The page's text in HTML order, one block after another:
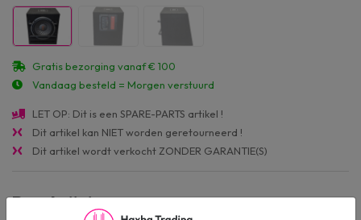
LET OP: Dit is een SPARE-PARTS artikel !
Dit artikel kan NIET worden geretourneerd !
Dit artikel wordt verkocht ZONDER GARANTIE(S)
Gratis bezorging vanaf € 100
Vandaag besteld = Morgen verstuurd
Beschrijving